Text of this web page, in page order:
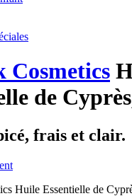
Cosmetics
de
frais et clair.
Huile Essentielle de